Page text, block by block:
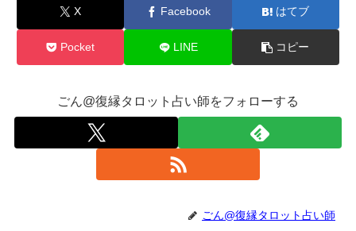
X Facebook はてブ
Pocket LINE コピー
ごん@復縁タロット占い師をフォローする
ごん@復縁タロット占い師